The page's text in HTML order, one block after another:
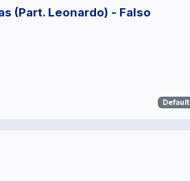
(Part. Leonardo) - Falso
Default